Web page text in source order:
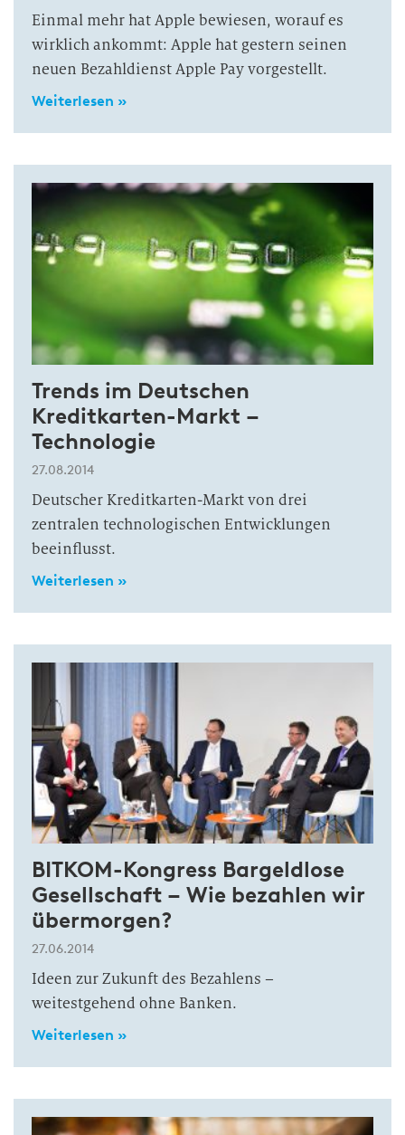
Einmal mehr hat Apple bewiesen, worauf es
wirklich ankommt: Apple hat gestern seinen
neuen Bezahldienst Apple Pay vorgestellt.
Weiterlesen »
Trends im Deutschen
Kreditkarten-Markt –
Technologie
27.08.2014
Deutscher Kreditkarten-Markt von drei
zentralen technologischen Entwicklungen
beeinflusst.
Weiterlesen »
BITKOM-Kongress Bargeldlose
Gesellschaft – Wie bezahlen wir
übermorgen?
27.06.2014
Ideen zur Zukunft des Bezahlens –
weitestgehend ohne Banken.
Weiterlesen »